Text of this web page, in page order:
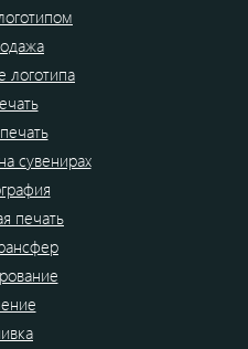
логотипа
сувенирах
печать